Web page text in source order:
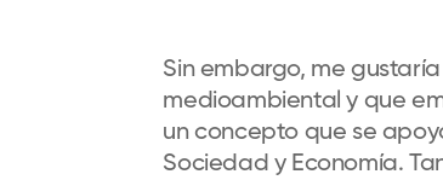
Sin embargo, me
medioambiental y que
un concepto que se
Sociedad y Economía.